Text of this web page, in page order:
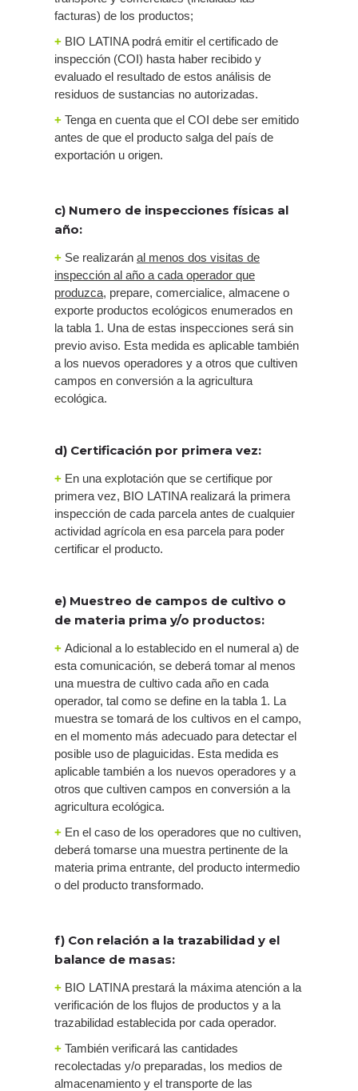
facturas) de los productos;
+ BIO LATINA podrá emitir el certificado de
inspección (COI) hasta haber recibido y
evaluado el resultado de estos análisis de
residuos de sustancias no autorizadas.
+ Tenga en cuenta que el COI debe ser emitido
antes de que el producto salga del país de
exportación u origen.
c) Numero de inspecciones físicas al
año:
+ Se realizarán al menos dos visitas de
inspección al año a cada operador que
produzca, prepare, comercialice, almacene o
exporte productos ecológicos enumerados en
la tabla 1. Una de estas inspecciones será sin
previo aviso. Esta medida es aplicable también
a los nuevos operadores y a otros que cultiven
campos en conversión a la agricultura
ecológica.
d) Certificación por primera vez:
+ En una explotación que se certifique por
primera vez, BIO LATINA realizará la primera
inspección de cada parcela antes de cualquier
actividad agrícola en esa parcela para poder
certificar el producto.
e) Muestreo de campos de cultivo o
de materia prima y/o productos:
+ Adicional a lo establecido en el numeral a) de
esta comunicación, se deberá tomar al menos
una muestra de cultivo cada año en cada
operador, tal como se define en la tabla 1. La
muestra se tomará de los cultivos en el campo,
en el momento más adecuado para detectar el
posible uso de plaguicidas. Esta medida es
aplicable también a los nuevos operadores y a
otros que cultiven campos en conversión a la
agricultura ecológica.
+ En el caso de los operadores que no cultiven,
deberá tomarse una muestra pertinente de la
materia prima entrante, del producto intermedio
o del producto transformado.
f) Con relación a la trazabilidad y el
balance de masas:
+ BIO LATINA prestará la máxima atención a la
verificación de los flujos de productos y a la
trazabilidad establecida por cada operador.
+ También verificará las cantidades
recolectadas y/o preparadas, los medios de
almacenamiento y el transporte de las